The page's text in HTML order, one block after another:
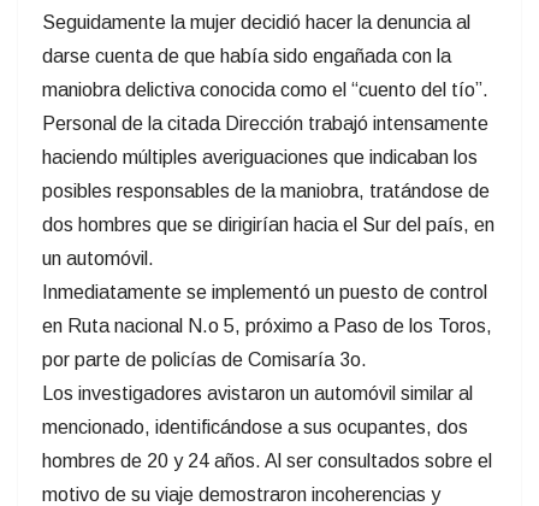
Seguidamente la mujer decidió hacer la denuncia al
darse cuenta de que había sido engañada con la
maniobra delictiva conocida como el “cuento del tío”.
Personal de la citada Dirección trabajó intensamente
haciendo múltiples averiguaciones que indicaban los
posibles responsables de la maniobra, tratándose de
dos hombres que se dirigirían hacia el Sur del país, en
un automóvil.
Inmediatamente se implementó un puesto de control
en Ruta nacional N.o 5, próximo a Paso de los Toros,
por parte de policías de Comisaría 3o.
Los investigadores avistaron un automóvil similar al
mencionado, identificándose a sus ocupantes, dos
hombres de 20 y 24 años. Al ser consultados sobre el
motivo de su viaje demostraron incoherencias y